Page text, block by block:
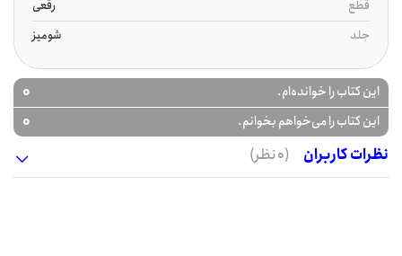
قطع
رقعی
جلد
شومیز
این کتاب را خوانده‌ام. 0
این کتاب را می‌خواهم بخوانم.
0
نظرات کاربران
(0 نظر)